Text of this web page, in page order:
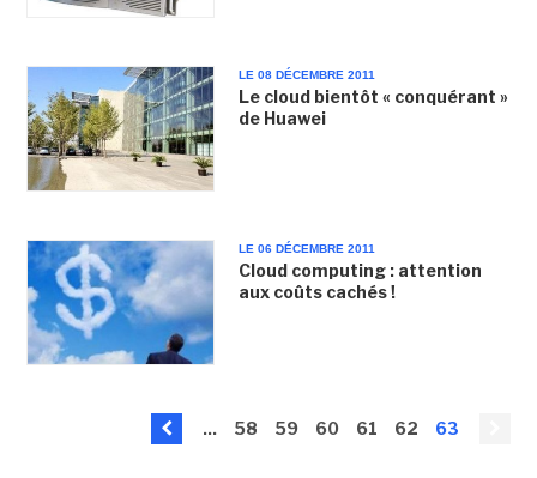
LE 08 DÉCEMBRE 2011
Le cloud bientôt « conquérant »
de Huawei
LE 06 DÉCEMBRE 2011
Cloud computing : attention
aux coûts cachés !
... 58 59 60 61 62 63